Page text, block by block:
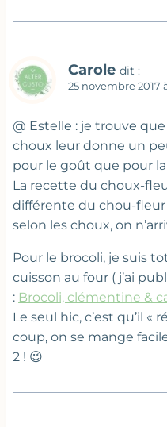
Carole dit :
25 novembre 2017
@ Estelle : je trouve
choux leur donne un
pour le goût que pour
La recette du choux-
différente du chou-
selon les choux, on
Pour le brocoli, je suis
cuisson au four ( j’ai
: Brocoli, clémentine &
Le seul hic, c’est qu’il
coup, on se mange
2 ! 😉